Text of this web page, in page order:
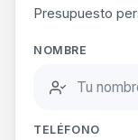
Presupuesto
NOMBRE
TELÉFONO